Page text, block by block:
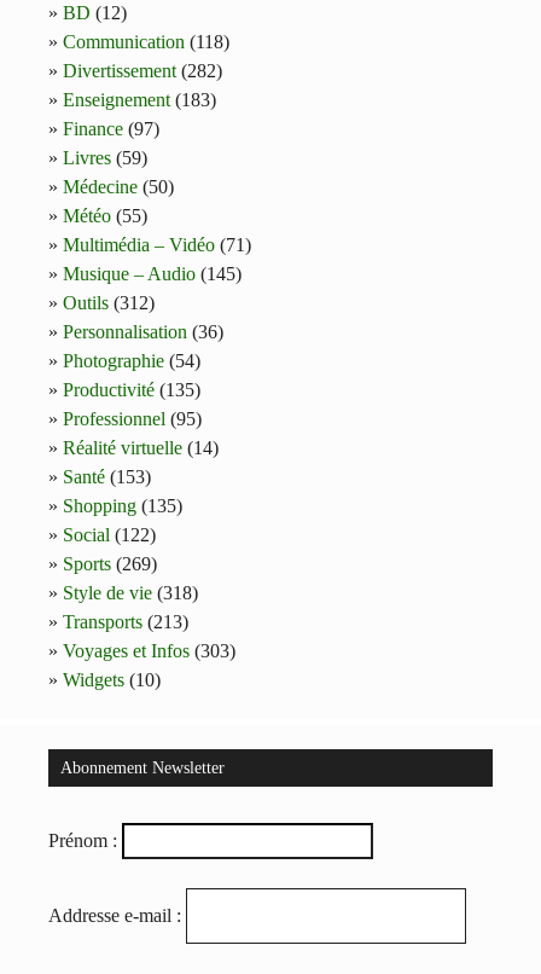
BD (12)
Communication (118)
Divertissement (282)
Enseignement (183)
Finance (97)
Livres (59)
Médecine (50)
Météo (55)
Multimédia – Vidéo (71)
Musique – Audio (145)
Outils (312)
Personnalisation (36)
Photographie (54)
Productivité (135)
Professionnel (95)
Réalité virtuelle (14)
Santé (153)
Shopping (135)
Social (122)
Sports (269)
Style de vie (318)
Transports (213)
Voyages et Infos (303)
Widgets (10)
Abonnement Newsletter
Prénom :
Addresse e-mail :